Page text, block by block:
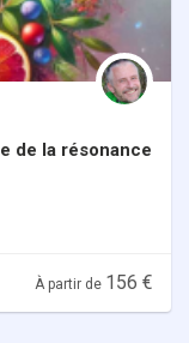
de la résonance
À partir de 156 €